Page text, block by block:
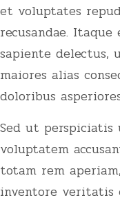
et voluptates
recusandae.
sapiente delectus,
maiores alias
doloribus
Sed ut
voluptatem
totam rem
inventore veritatis